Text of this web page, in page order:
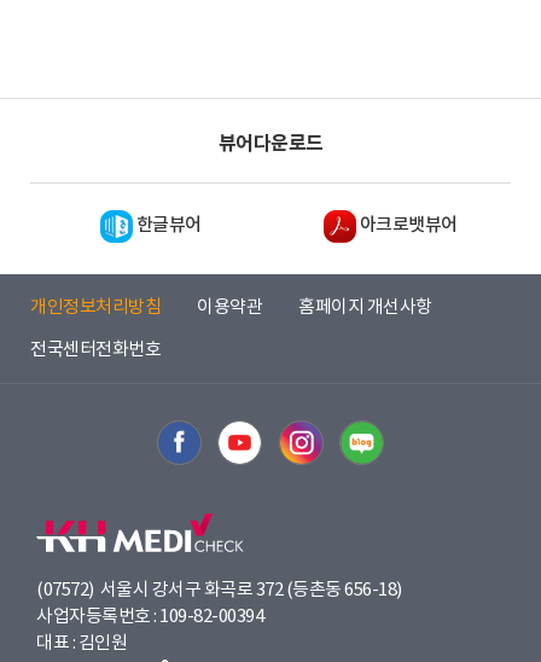
뷰어다운로드
한글뷰어 아크로뱃뷰어
개인정보처리방침 이용약관 홈페이지 개선사항
전국센터전화번호
(07572) 서울시 강서구 화곡로 372 (등촌동 656-18)
사업자등록번호 : 109-82-00394
대표 : 김인원